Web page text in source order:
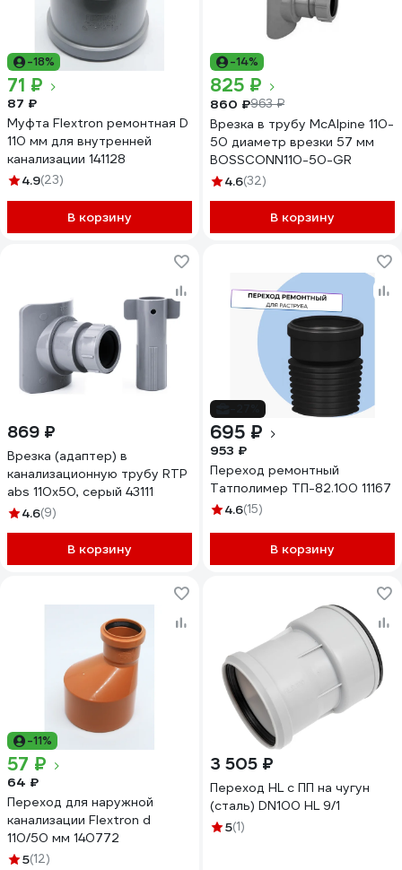
-18%
71 ₽
87 ₽
Муфта Flextron ремонтная D
110 мм для внутренней
канализации 141128
4.9(23)
В корзину
-14%
825 ₽
860 ₽963 ₽
Врезка в трубу McAlpine 110-
50 диаметр врезки 57 мм
BOSSCONN110-50-GR
4.6(32)
В корзину
869 ₽
Врезка (адаптер) в
канализационную трубу RTP
abs 110x50, серый 43111
4.6(9)
В корзину
695 ₽
953 ₽
Переход ремонтный
Татполимер ТП-82.100 11167
4.6(15)
В корзину
-11%
57 ₽
64 ₽
Переход для наружной
канализации Flextron d
110/50 мм 140772
5(12)
3 505 ₽
Переход HL c ПП на чугун
(сталь) DN100 HL 9/1
5(1)